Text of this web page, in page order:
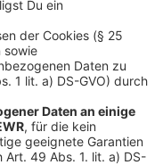
Tag vor Ablauf
(30. September),
die in der neuen
werde:
in NRW
öffnen. Damit solle
an den